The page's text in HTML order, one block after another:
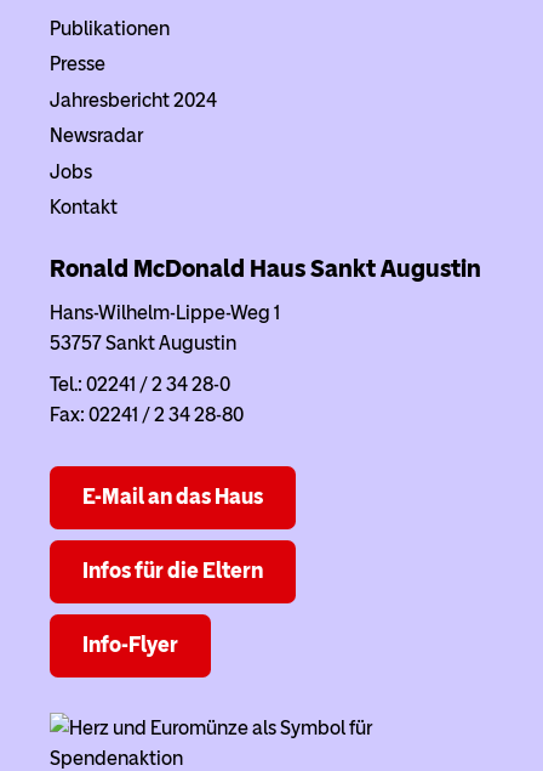
Publikationen
Presse
Jahresbericht 2024
Newsradar
Jobs
Kontakt
Ronald McDonald HausSankt Augustin
Hans-Wilhelm-Lippe-Weg 1
53757 Sankt Augustin
Tel.: 02241 / 2 34 28-0
Fax: 02241 / 2 34 28-80
E-Mail an das Haus
Infos für die Eltern
Info-Flyer